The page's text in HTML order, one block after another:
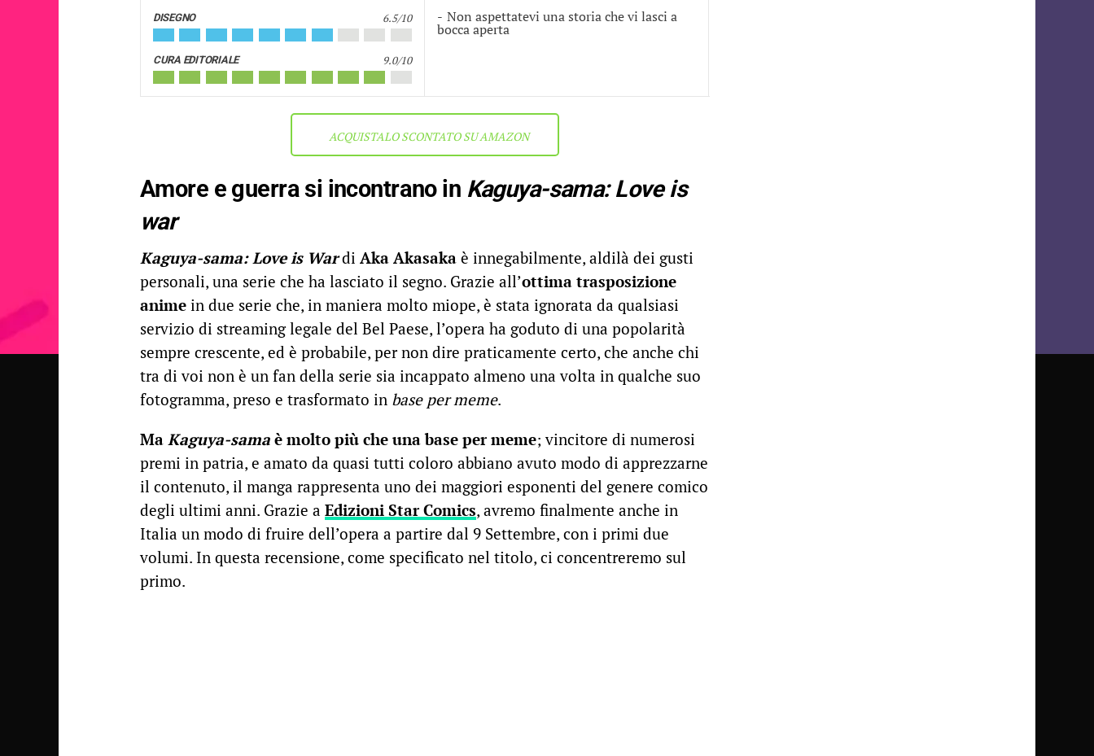
DISEGNO 6.5/10
CURA EDITORIALE 9.0/10
Non aspettatevi una storia che vi lasci a
bocca aperta
ACQUISTALO SCONTATO SU AMAZON
Amore e guerra si incontrano in Kaguya-sama: Love is
war
Kaguya-sama: Love is Wardi Aka Akasaka è innegabilmente, aldilà dei gusti
personali, una serie che ha lasciato il segno. Grazie all’ottima trasposizione
anime in due serie che, in maniera molto miope, è stata ignorata da qualsiasi
servizio di streaming legale del Bel Paese, l’opera ha goduto di una popolarità
sempre crescente, ed è probabile, per non dire praticamente certo, che anche chi
tra di voi non è un fan della serie sia incappato almeno una volta in qualche suo
fotogramma, preso e trasformato in base per meme.
Ma Kaguya-sama è molto più che una base per meme; vincitore di numerosi
premi in patria, e amato da quasi tutti coloro abbiano avuto modo di apprezzarne
il contenuto, il manga rappresenta uno dei maggiori esponenti del genere comico
degli ultimi anni. Grazie a Edizioni Star Comics, avremo finalmente anche in
Italia un modo di fruire dell’opera a partire dal 9 Settembre, con i primi due
volumi. In questa recensione, come specificato nel titolo, ci concentreremo sul
primo.